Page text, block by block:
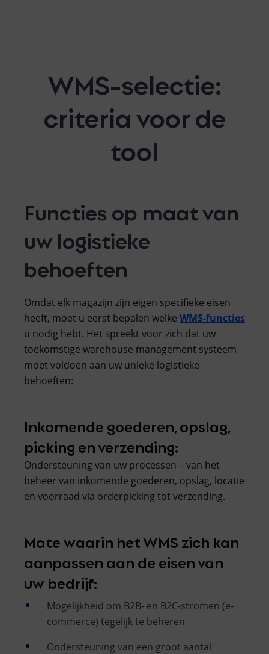
WMS-selectie:
criteria voor de
tool
Functies op maat van
uw logistieke
behoeften
Omdat elk magazijn zijn eigen specifieke eisen
heeft, moet u eerst bepalen welke WMS-functies
u nodig hebt. Het spreekt voor zich dat uw
toekomstige warehouse management systeem
moet voldoen aan uw unieke logistieke
behoeften:
Inkomende goederen, opslag,
picking en verzending:
Ondersteuning van uw processen – van het
beheer van inkomende goederen, opslag, locatie
en voorraad via orderpicking tot verzending.
Mate waarin het WMS zich kan
aanpassen aan de eisen van
uw bedrijf:
Mogelijkheid om B2B- en B2C-stromen (e-
commerce) tegelijk te beheren
Ondersteuning van een groot aantal